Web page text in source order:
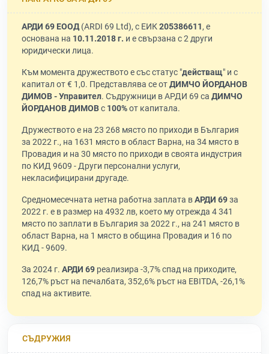
АРДИ 69 ЕООД(ARDI 69 Ltd), с ЕИК205386611, е
основана на 10.11.2018 г. и е свързана с 2 други
юридически лица.
Към момента дружеството е със статус "действащ" и с
капитал от € 1,0. Представлява се отДИМЧО ЙОРДАНОВ
ДИМОВ - Управител. Съдружници в АРДИ 69 са ДИМЧО
ЙОРДАНОВ ДИМОВс 100%от капитала.
Дружеството е на 23 268 място по приходи в България
за 2022 г., на 1631 място в област Варна, на 34 място в
Провадия и на 30 място по приходи в своята индустрия
по КИД 9609 - Други персонални услуги,
некласифицирани другаде.
Средномесечната нетна работна заплата вАРДИ 69за
2022 г. е в размер на 4932 лв, което му отрежда 4 341
място по заплати в България за 2022 г., на 241 място в
област Варна, на 1 място в община Провадия и 16 по
КИД - 9609.
За 2024 г. АРДИ 69 реализира -3,7% спад на приходите,
126,7% ръст на печалбата, 352,6% ръст на EBITDA, -26,1%
спад на активите.
СЪДРУЖИЯ